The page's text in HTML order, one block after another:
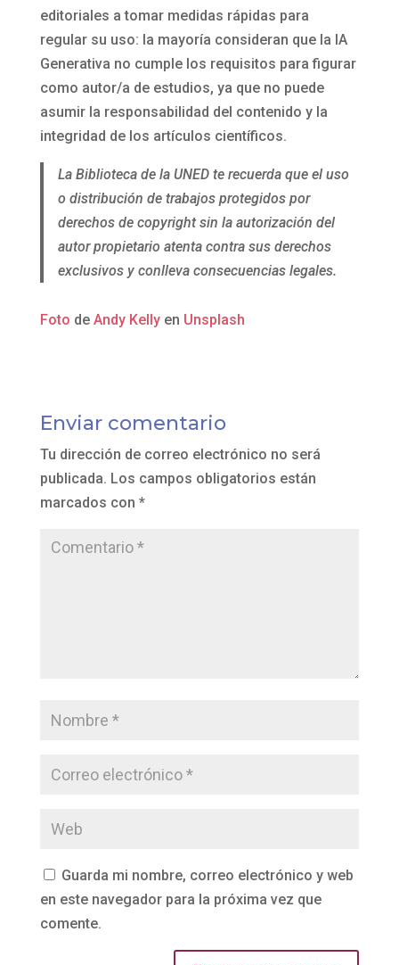
editoriales a tomar medidas rápidas para
regular su uso: la mayoría consideran que la IA
Generativa no cumple los requisitos para figurar
como autor/a de estudios, ya que no puede
asumir la responsabilidad del contenido y la
integridad de los artículos científicos.
La Biblioteca de la UNED te recuerda que el uso
o distribución de trabajos protegidos por
derechos de copyright sin la autorización del
autor propietario atenta contra sus derechos
exclusivos y conlleva consecuencias legales.
Foto de Andy Kellyen Unsplash
Enviar comentario
Tu dirección de correo electrónico no será
publicada. Los campos obligatorios están
marcados con *
Guarda mi nombre, correo electrónico y web
en este navegador para la próxima vez que
comente.